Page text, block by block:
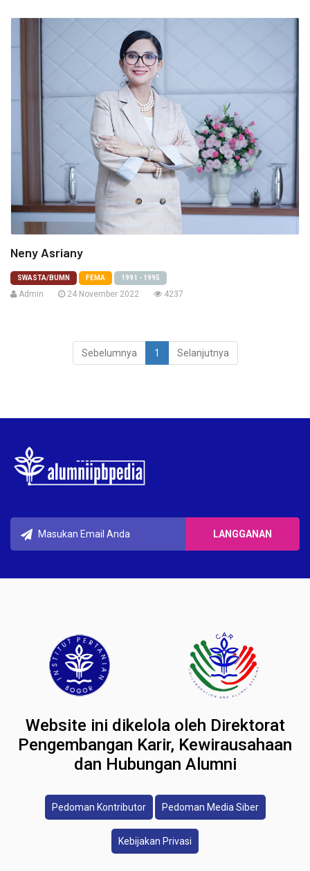
Neny Asriany
SWASTA/BUMN FEMA 1991 - 1995
Admin 24 November 2022 4237
Sebelumnya 1 Selanjutnya
Website ini dikelola oleh Direktorat
Pengembangan Karir, Kewirausahaan
dan Hubungan Alumni
Pedoman Kontributor Pedoman Media Siber
Kebijakan Privasi